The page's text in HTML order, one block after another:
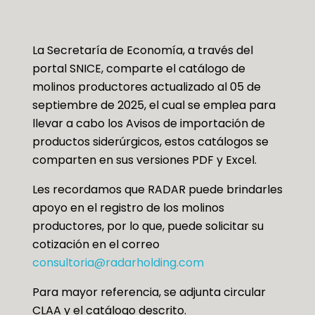
La Secretaría de Economía, a través del
portal SNICE, comparte el catálogo de
molinos productores actualizado al 05 de
septiembre de 2025, el cual se emplea para
llevar a cabo los Avisos de importación de
productos siderúrgicos, estos catálogos se
comparten en sus versiones PDF y Excel.
Les recordamos que RADAR puede brindarles
apoyo en el registro de los molinos
productores, por lo que, puede solicitar su
cotización en el correo
consultoria@radarholding.com
Para mayor referencia, se adjunta circular
CLAA y el catálogo descrito.